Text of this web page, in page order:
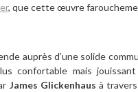
, que cette œuvre
auprès d’une solide
confortable mais
James Glickenhaus à